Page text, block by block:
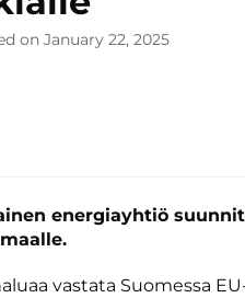
on January 22, 2025
energiayhtiö
vastata Suomessa